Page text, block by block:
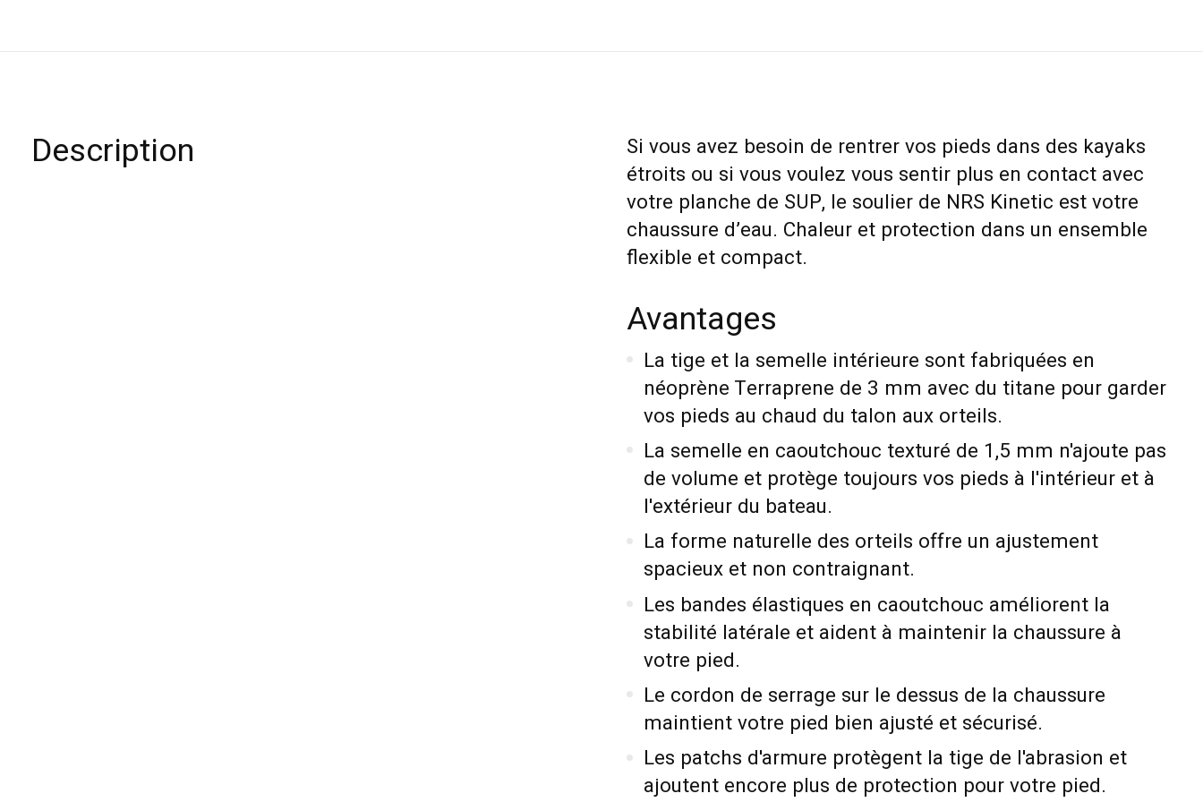
Description
Si vous avez besoin de rentrer vos pieds dans des kayaks
étroits ou si vous voulez vous sentir plus en contact avec
votre planche de SUP, le soulier de NRS Kinetic est votre
chaussure d’eau. Chaleur et protection dans un ensemble
flexible et compact.
Avantages
La tige et la semelle intérieure sont fabriquées en
néoprène Terraprene de 3 mm avec du titane pour garder
vos pieds au chaud du talon aux orteils.
La semelle en caoutchouc texturé de 1,5 mm n'ajoute pas
de volume et protège toujours vos pieds à l'intérieur et à
l'extérieur du bateau.
La forme naturelle des orteils offre un ajustement
spacieux et non contraignant.
Les bandes élastiques en caoutchouc améliorent la
stabilité latérale et aident à maintenir la chaussure à
votre pied.
Le cordon de serrage sur le dessus de la chaussure
maintient votre pied bien ajusté et sécurisé.
Les patchs d'armure protègent la tige de l'abrasion et
ajoutent encore plus de protection pour votre pied.